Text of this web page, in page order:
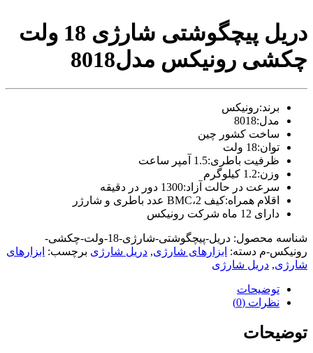
com
tori
black
splashes
chinese
teen
raped
hotel
room
bf
kolkata
ff
xxx
american
player
دریل پیچگوشتی شارژی 18 ولت
چکشی رونیکس مدل8018
برند:رونیکس
مدل:8018
ساخت کشور چین
توان:18 ولت
ظرفیت باطری:1.5 آمپر ساعت
وزن:1.2 کیلوگرم
سرعت در حالت آزاد:1300 دور در دقیقه
اقلام همراه:کیف BMC،2 عدد باطری و شارژر
دارای 12 ماه شرکت رونیکس
شناسه محصول:
دریل-پیچگوشتی-شارژی-18-ولت-چکشی-
رونیکس-م دسته: ابزارهای شارژی, دریل شارژی برچسب: ابزارهای
شارژی, دریل شارژی
توضیحات
نظرات (0)
توضیحات